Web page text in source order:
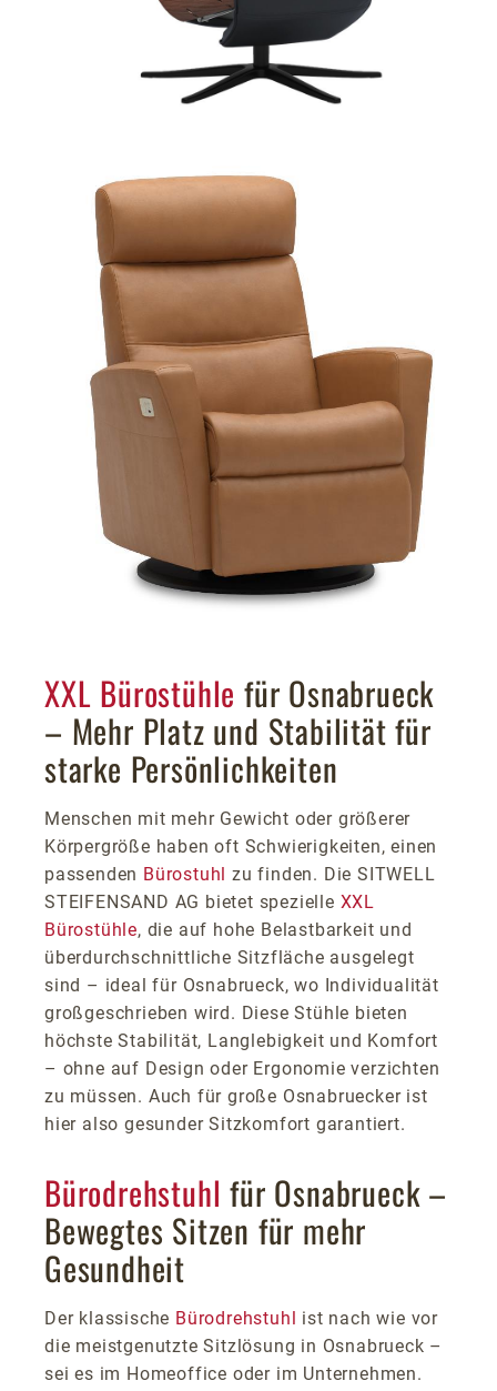
XXL Bürostühle für Osnabrueck
– Mehr Platz und Stabilität für
starke Persönlichkeiten
Menschen mit mehr Gewicht oder größerer
Körpergröße haben oft Schwierigkeiten, einen
passenden Bürostuhl zu finden. Die SITWELL
STEIFENSAND AG bietet spezielle XXL
Bürostühle, die auf hohe Belastbarkeit und
überdurchschnittliche Sitzfläche ausgelegt
sind – ideal für Osnabrueck, wo Individualität
großgeschrieben wird. Diese Stühle bieten
höchste Stabilität, Langlebigkeit und Komfort
– ohne auf Design oder Ergonomie verzichten
zu müssen. Auch für große Osnabruecker ist
hier also gesunder Sitzkomfort garantiert.
Bürodrehstuhl für Osnabrueck –
Bewegtes Sitzen für mehr
Gesundheit
Der klassische Bürodrehstuhl ist nach wie vor
die meistgenutzte Sitzlösung in Osnabrueck –
sei es im Homeoffice oder im Unternehmen.